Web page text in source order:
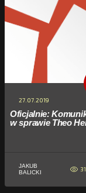
27.07.2019
Oficjalnie:
w sprawie Theo
JAKUB
BALICKI